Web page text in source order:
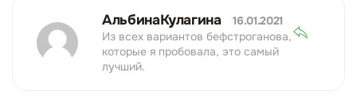
АльбинаКулагина
16.01.2021
Из всех вариантов бефстроганова,
которые я пробовала, это самый
лучший.